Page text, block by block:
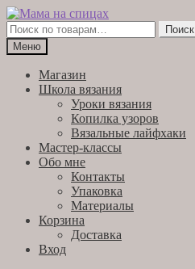
Перейти
к
навигации
Перейти
к
содержимому
Искать:
Поиск
Меню
Магазин
Школа вязания
Уроки вязания
Копилка узоров
Вязальные лайфхаки
Мастер-классы
Обо мне
Контакты
Упаковка
Материалы
Корзина
Доставка
Вход